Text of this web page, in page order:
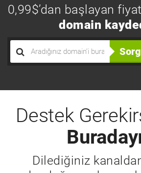
0,99$’dan başlayan
domain
Destek
Dilediğiniz